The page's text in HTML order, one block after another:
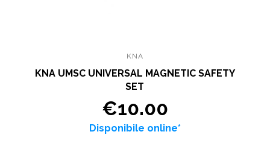
KNA
KNA UMSC UNIVERSAL MAGNETIC SAFETY
SET
€10.00
Disponibile online*